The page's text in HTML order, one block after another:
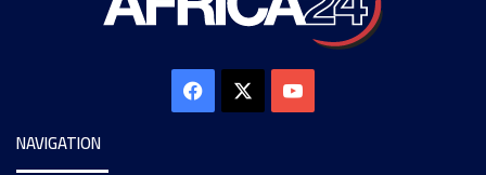
NAVIGATION